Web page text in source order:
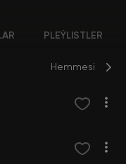
PLEÝLISTLER
Hemmesi